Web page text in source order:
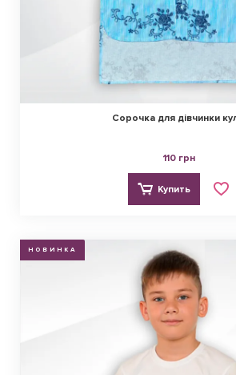
Сорочка для дівчинки
110 грн
Купить
НОВИНКА